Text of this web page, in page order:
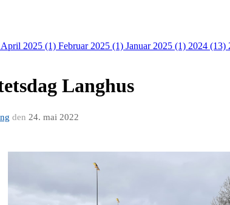
April 2025 (1) Februar 2025 (1) Januar 2025 (1) 2024 (13)
Langhus
den 24. mai 2022